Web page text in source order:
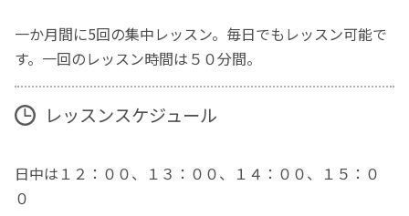
一か月間に5回の集中レッスン。毎日でもレッスン可能で
す。一回のレッスン時間は５０分間。
レッスンスケジュール
日中は１２：００、１３：００、１４：００、１５：０
０